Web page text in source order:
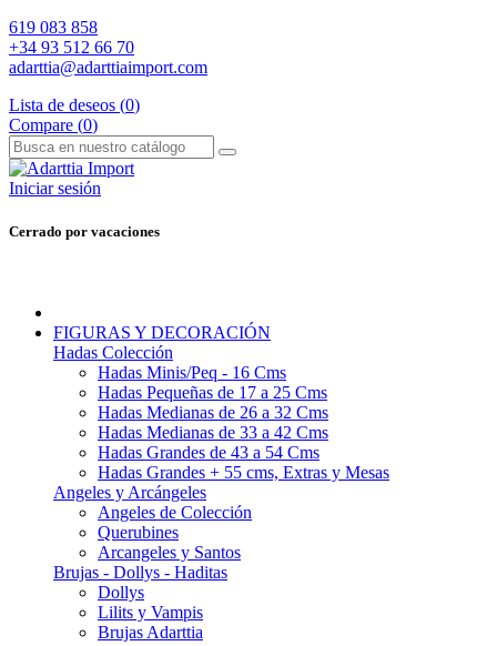
619 083 858
+34 93 512 66 70
adarttia@adarttiaimport.com
Lista de deseos (0)
Compare (0)
Iniciar sesión
Cerrado por vacaciones
FIGURAS Y DECORACIÓN
Hadas Colección
Hadas Minis/Peq - 16 Cms
Hadas Pequeñas de 17 a 25 Cms
Hadas Medianas de 26 a 32 Cms
Hadas Medianas de 33 a 42 Cms
Hadas Grandes de 43 a 54 Cms
Hadas Grandes + 55 cms, Extras y Mesas
Angeles y Arcángeles
Angeles de Colección
Querubines
Arcangeles y Santos
Brujas - Dollys - Haditas
Dollys
Lilits y Vampis
Brujas Adarttia